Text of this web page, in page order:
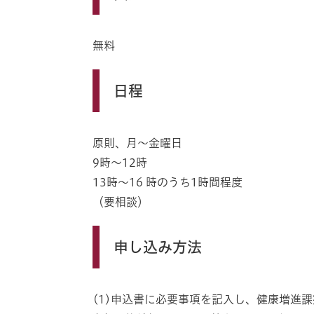
無料
日程
原則、月～金曜日
9時～12時
13時～16 時のうち1時間程度
（要相談）
申し込み方法
(1)申込書に必要事項を記入し、健康増進課